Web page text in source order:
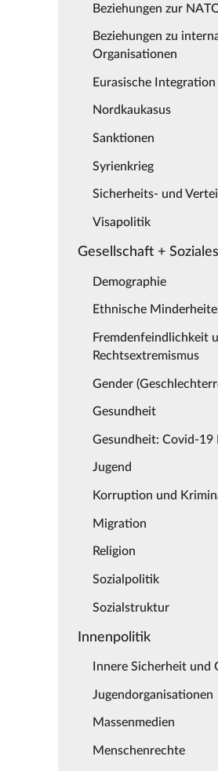
Beziehungen zur
Beziehungen zu
Organisationen
Eurasische Integration
Nordkaukasus
Sanktionen
Syrienkrieg
Sicherheits- und
Visapolitik
Gesellschaft + Soziales
Demographie
Ethnische
Fremdenfeindlichkeit
Rechtsextremismus
Gender
Gesundheit
Gesundheit: Covid-19
Jugend
Korruption und
Migration
Religion
Sozialpolitik
Sozialstruktur
Innenpolitik
Innere Sicherheit und
Jugendorganisationen
Massenmedien
Menschenrechte